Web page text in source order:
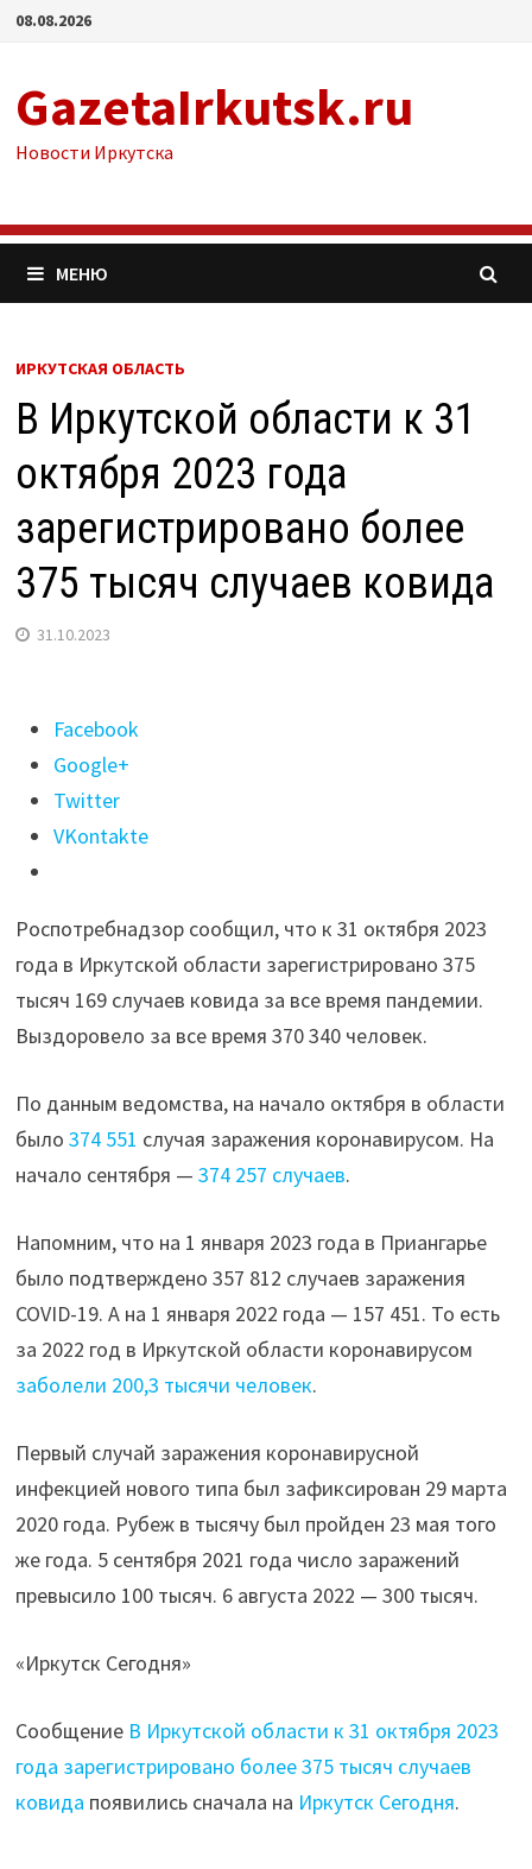
Перейти
08.08.2026
GazetaIrkutsk.ru
Новости Иркутска
МЕНЮ
ИРКУТСКАЯ ОБЛАСТЬ
В Иркутской области к 31
октября 2023 года
зарегистрировано более
375 тысяч случаев ковида
31.10.2023
Поделиться
"В
Иркутской
области
октября
2023
года
зарегистрировано
375
тысяч
случаев
Facebook
Google+
Twitter
VKontakte
Роспотребнадзор сообщил, что к 31 октября 2023
года в Иркутской области зарегистрировано 375
тысяч 169 случаев ковида за все время пандемии.
Выздоровело за все время 370 340 человек.
По данным ведомства, на начало октября в области
было 374 551 случая заражения коронавирусом. На
начало сентября — 374 257 случаев.
Напомним, что на 1 января 2023 года в Приангарье
было подтверждено 357 812 случаев заражения
COVID-19. А на 1 января 2022 года — 157 451. То есть
за 2022 год в Иркутской области коронавирусом
заболели 200,3 тысячи человек.
Первый случай заражения коронавирусной
инфекцией нового типа был зафиксирован 29 марта
2020 года. Рубеж в тысячу был пройден 23 мая того
же года. 5 сентября 2021 года число заражений
превысило 100 тысяч. 6 августа 2022 — 300 тысяч.
«Иркутск Сегодня»
Сообщение В Иркутской области к 31 октября 2023
года зарегистрировано более 375 тысяч случаев
ковида появились сначала на Иркутск Сегодня.